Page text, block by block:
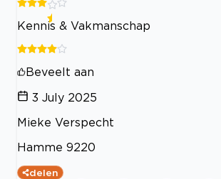
Kennis & Vakmanschap
Beveelt aan
3 July 2025
Mieke Verspecht
Hamme 9220
delen